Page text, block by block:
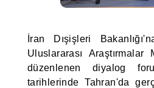
İran Dışişleri
Uluslararası
düzenlenen diyalog
tarihlerinde Tahran'da